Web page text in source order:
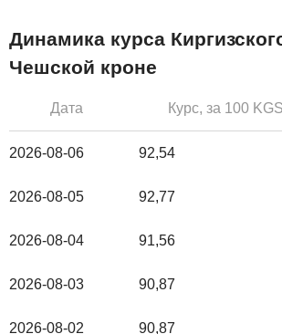
Динамика курса
Чешской кроне
Дата Курс, за 100 KGS
2026-08-06 92,54
2026-08-05 92,77
2026-08-04 91,56
2026-08-03 90,87
2026-08-02 90,87